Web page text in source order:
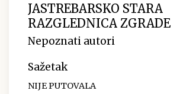
JASTREBARSKO STARA
RAZGLEDNICA ZGRADE
Nepoznati autori
Sažetak
NIJE PUTOVALA